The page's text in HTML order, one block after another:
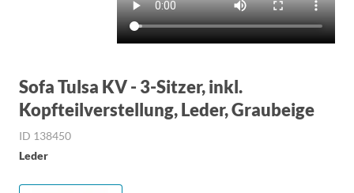
Sofa Tulsa KV - 3-Sitzer, inkl.
Kopfteilverstellung, Leder, Graubeige
ID 138450
Leder